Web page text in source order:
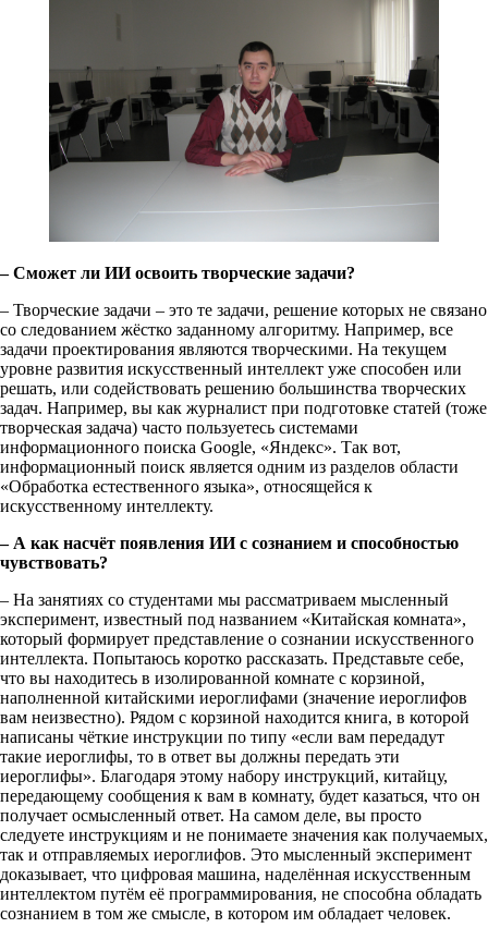
– Сможет ли ИИ освоить творческие задачи?
– Творческие задачи – это те задачи, решение которых не связано
со следованием жёстко заданному алгоритму. Например, все
задачи проектирования являются творческими. На текущем
уровне развития искусственный интеллект уже способен или
решать, или содействовать решению большинства творческих
задач. Например, вы как журналист при подготовке статей (тоже
творческая задача) часто пользуетесь системами
информационного поиска Google, «Яндекс». Так вот,
информационный поиск является одним из разделов области
«Обработка естественного языка», относящейся к
искусственному интеллекту.
– А как насчёт появления ИИ с сознанием и способностью
чувствовать?
– На занятиях со студентами мы рассматриваем мысленный
эксперимент, известный под названием «Китайская комната»,
который формирует представление о сознании искусственного
интеллекта. Попытаюсь коротко рассказать. Представьте себе,
что вы находитесь в изолированной комнате с корзиной,
наполненной китайскими иероглифами (значение иероглифов
вам неизвестно). Рядом с корзиной находится книга, в которой
написаны чёткие инструкции по типу «если вам передадут
такие иероглифы, то в ответ вы должны передать эти
иероглифы». Благодаря этому набору инструкций, китайцу,
передающему сообщения к вам в комнату, будет казаться, что он
получает осмысленный ответ. На самом деле, вы просто
следуете инструкциям и не понимаете значения как получаемых,
так и отправляемых иероглифов. Это мысленный эксперимент
доказывает, что цифровая машина, наделённая искусственным
интеллектом путём её программирования, не способна обладать
сознанием в том же смысле, в котором им обладает человек.